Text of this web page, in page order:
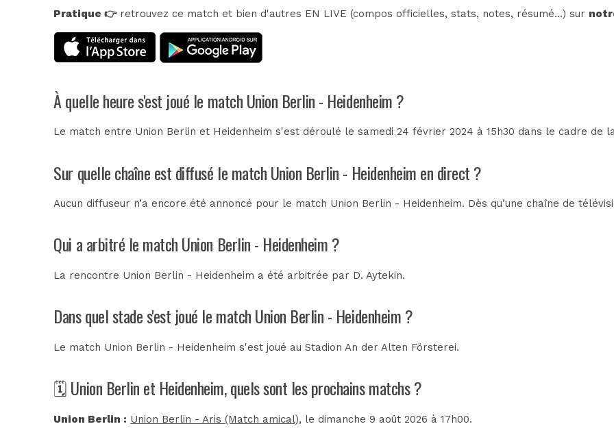
Pratique 👉retrouvez ce match et bien d'autres EN LIVE (compos officielles, stats, notes, résumé...) sur
À quelle heure s'est joué le match Union Berlin - Heidenheim ?
Le match entre Union Berlin et Heidenheim s'est déroulé le samedi 24 février 2024 à 15h30 dans le cadre de
Sur quelle chaîne est diffusé le match Union Berlin - Heidenheim en direct ?
Aucun diffuseur n’a encore été annoncé pour le match Union Berlin - Heidenheim. Dès qu’une chaîne de
Qui a arbitré le match Union Berlin - Heidenheim ?
La rencontre Union Berlin - Heidenheim a été arbitrée par D. Aytekin.
Dans quel stade s'est joué le match Union Berlin - Heidenheim ?
Le match Union Berlin - Heidenheim s'est joué auStadion An der Alten Försterei.
🗓️ Union Berlin et Heidenheim, quels sont les prochains matchs ?
Union Berlin : Union Berlin - Aris (Match amical), le dimanche 9 août 2026 à 17h00.